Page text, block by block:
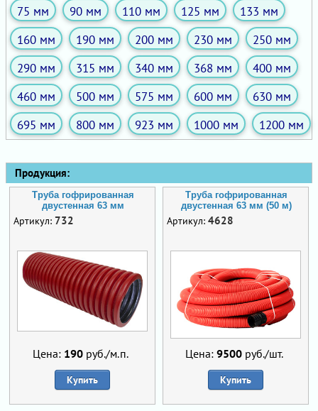
75 мм
90 мм 110 мм 125 мм
133 мм
160 мм
190 мм 200 мм 230 мм
250 мм
290 мм
315 мм 340 мм 368 мм
400 мм
460 мм
500 мм 575 мм 600 мм
630 мм
695 мм
800 мм 923 мм 1000 мм 1200 мм
Продукция:
Труба гофрированная
двустенная 63 мм
Артикул: 732
Цена: 190 руб./м.п.
Купить
Труба гофрированная
двустенная 63 мм (50 м)
Артикул: 4628
Цена: 9500руб./шт.
Купить